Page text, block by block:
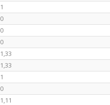
1
0
0
0
1,33
1,33
1
0
1,11